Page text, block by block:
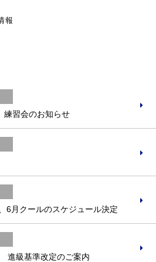
システム
報
練習会のお知らせ
月クールのスケジュール決定
進級基準改定のご案内